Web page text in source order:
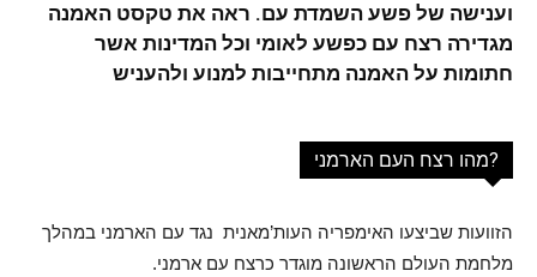
וענישה של פשע השמדת עם. ראה את טקסט האמנה
מגדירה רצח עם כפשע לאומי וכל המדינות אשר
חתומות על האמנה מתחייבות למנוע ולהעניש
מהו רצח העם הארמני?
הזוועות שביצעו האימפריה העות’מאנית נגד עם הארמני במהלך
מלחמת העולם הראשונה מוגדר כרצח עם ארמני.